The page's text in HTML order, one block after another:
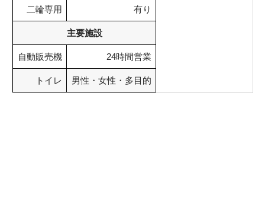
二輪専用 有り
主要施設
自動販売機 24時間営業
トイレ 男性・女性・多目的